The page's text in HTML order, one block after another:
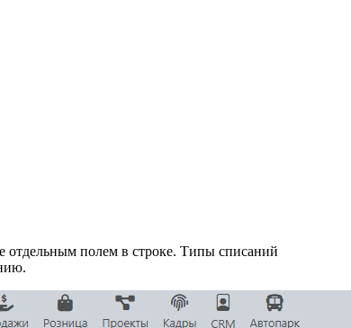
отдельным полем в строке. Типы списаний